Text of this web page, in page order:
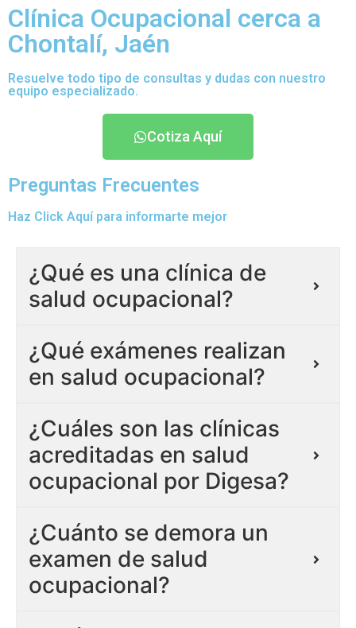
Clínica Ocupacional cerca a
Chontalí, Jaén
Resuelve todo tipo de consultas y dudas con nuestro
equipo especializado.
Cotiza Aquí
Preguntas Frecuentes
Haz Click Aquí para informarte mejor
¿Qué es una clínica de
salud ocupacional?
¿Qué exámenes realizan
en salud ocupacional?
¿Cuáles son las clínicas
acreditadas en salud
ocupacional por Digesa?
¿Cuánto se demora un
examen de salud
ocupacional?